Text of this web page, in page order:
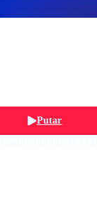
Putar